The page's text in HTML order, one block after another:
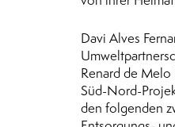
Davi Alves
Renard de
Süd-Nord-
den folgenden